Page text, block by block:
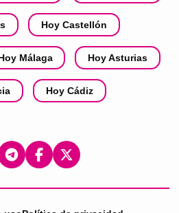
Hoy Castellón
Málaga Hoy Asturias
Hoy Cádiz